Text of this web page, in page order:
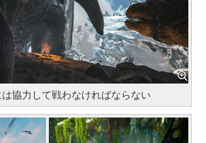
協力して戦わなければならない